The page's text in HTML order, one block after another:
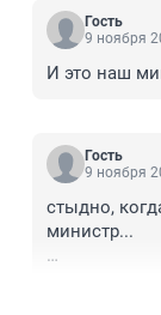
Гость
9 ноября
И это наш
Гость
9 ноября
стыдно,
министр...